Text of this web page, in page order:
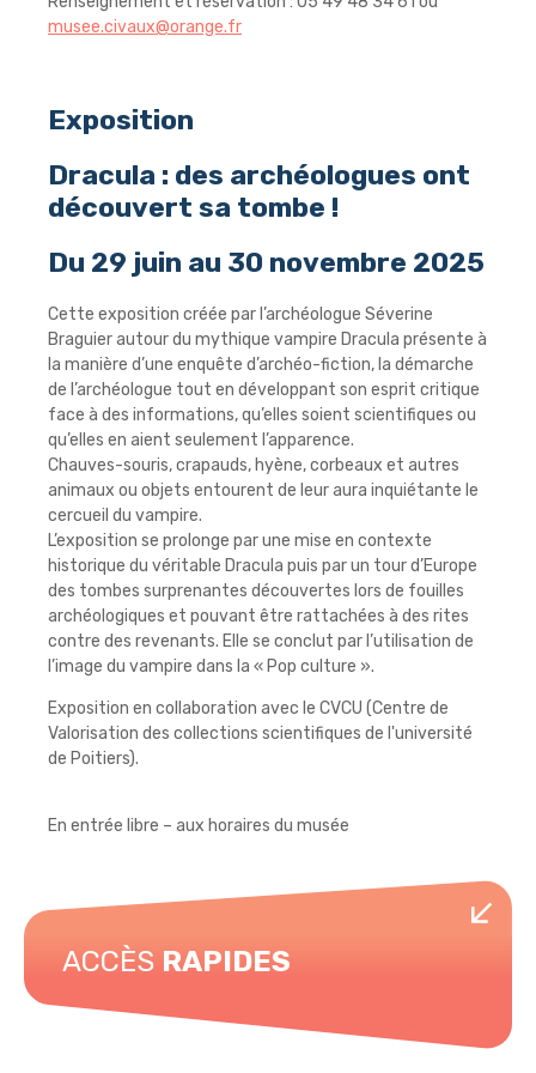
musee.civaux@orange.fr
Exposition
Dracula : des archéologues ont
découvert sa tombe !
Du 29 juin au 30 novembre 2025
Cette exposition créée par l’archéologue Séverine
Braguier autour du mythique vampire Dracula présente à
la manière d’une enquête d’archéo-fiction, la démarche
de l’archéologue tout en développant son esprit critique
face à des informations, qu’elles soient scientifiques ou
qu’elles en aient seulement l’apparence.
Chauves-souris, crapauds, hyène, corbeaux et autres
animaux ou objets entourent de leur aura inquiétante le
cercueil du vampire.
L’exposition se prolonge par une mise en contexte
historique du véritable Dracula puis par un tour d’Europe
des tombes surprenantes découvertes lors de fouilles
archéologiques et pouvant être rattachées à des rites
contre des revenants. Elle se conclut par l’utilisation de
l’image du vampire dans la « Pop culture ».
Exposition en collaboration avec le CVCU (Centre de
Valorisation des collections scientifiques de l'université
de Poitiers).
En entrée libre – aux horaires du musée
ACCÈS RAPIDES